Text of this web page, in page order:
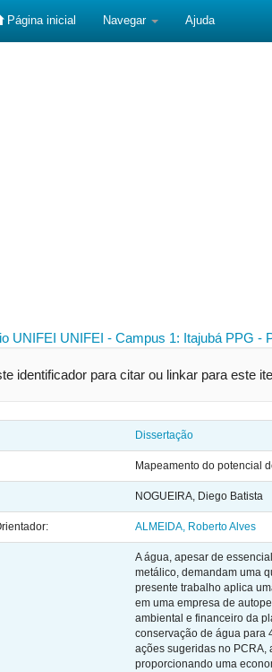
Página inicial Navegar Ajuda
UNIFEI UNIFEI - Campus 1: Itajubá PPG -
identificador para citar ou linkar para este
Dissertação
Mapeamento do potencial
NOGUEIRA, Diego Batista
ALMEIDA, Roberto Alves
A água, apesar de
metálico, demandam uma
presente trabalho aplica
em uma empresa de
ambiental e financeiro da
conservação de água para
ações sugeridas no PCRA,
proporcionando uma